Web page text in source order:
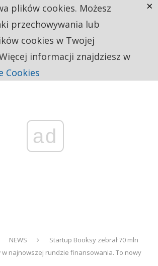
ad
NEWS
Startup Booksy zebrał 70 mln
najnowszej rundzie finansowania. To nowy
plików cookies. Możesz
przechowywania lub
cookies w Twojej
informacji znajdziesz w
Cookies
×